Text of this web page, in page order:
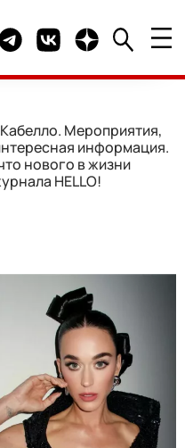
канал HELLO
Группа HELLO
Канал HELLO в
Мероприятия,
информация.
нового в жизни
HELLO!